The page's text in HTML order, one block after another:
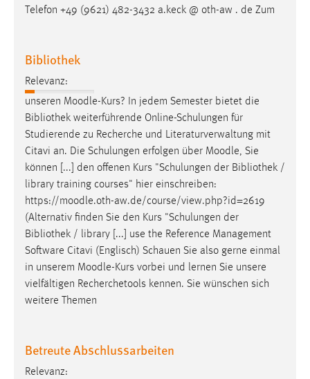
Telefon +49 (9621) 482-3432 a.keck @ oth-aw . de Zum
Bibliothek
Relevanz:
unseren Moodle-Kurs? In jedem Semester bietet die
Bibliothek weiterführende Online-Schulungen für
Studierende zu Recherche und Literaturverwaltung mit
Citavi an. Die Schulungen erfolgen über Moodle, Sie
können [...] den offenen Kurs "Schulungen der Bibliothek /
library training courses" hier einschreiben:
https://moodle.oth-aw.de/course/view.php?id=2619
(Alternativ finden Sie den Kurs "Schulungen der
Bibliothek / library [...] use the Reference Management
Software Citavi (Englisch) Schauen Sie also gerne einmal
in unserem Moodle-Kurs vorbei und lernen Sie unsere
vielfältigen Recherchetools kennen. Sie wünschen sich
weitere Themen
Betreute Abschlussarbeiten
Relevanz:
MibewSessionID, MIBEW_UserID, mibew_locale, mibew-
Wird benötigt um die Chatfunktion nutzen zu können.
Cookie Laufzeit:
MibewSessionID, mibew-chat-frame-style-
5e9dbeb1811c0446 = Sitzungslaufzeit, mibew_locale = 3
Jahre, MIBEW_UserID = 1 Jahr
Login
Name:
fe_user, be_user, be_lastLoginProvider
Zweck:
Dieser Cookie ist notwendig um sich an der Website
einloggen zu können.
Cookie Laufzeit:
STATISTIK